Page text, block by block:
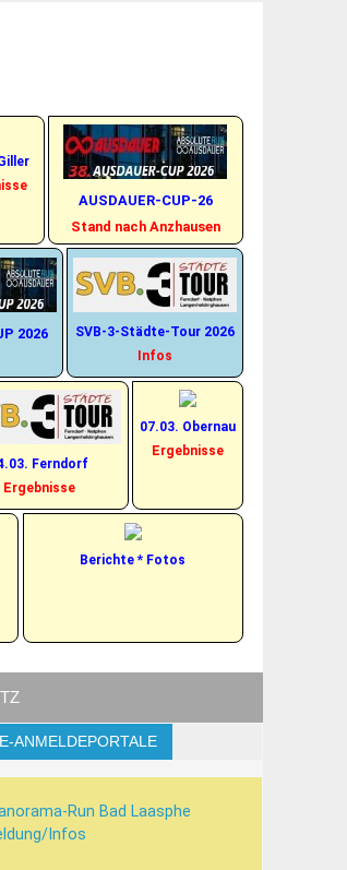
AUSDAUER-CUP-26
Stand nach Anzhausen
2026
SVB-3-Städte-Tour 2026
Infos
Ferndorf
Ergebnisse
07.03. Obernau
Ergebnisse
Berichte * Fotos
ANMELDEPORTALE
Run Bad Laasphe
Infos